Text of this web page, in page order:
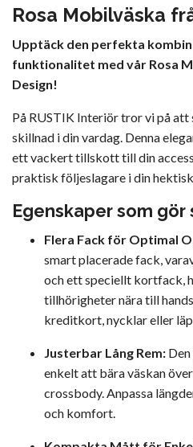
Rosa Mobilväska
Upptäck den perfekta
funktionalitet med vår Rosa
Design!
På RUSTIK Interiör tror vi på
skillnad i din vardag. Denna
ett vackert tillskott till din
praktisk följeslagare i din
Egenskaper som gör
Flera Fack för Optimal
smart placerade fack,
och ett speciellt kortfack,
tillhörigheter nära till
kreditkort, nycklar eller
Justerbar Lång Rem:
enkelt att bära väskan
crossbody. Anpassa
och komfort.